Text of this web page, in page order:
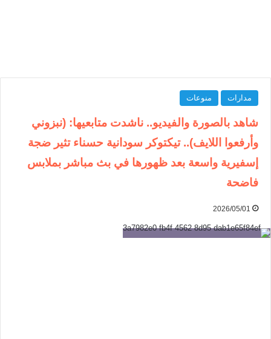
مدارات منوعات
شاهد بالصورة والفيديو.. ناشدت متابعيها: (نبزوني
وأرفعوا اللايف).. تيكتوكر سودانية حسناء تثير ضجة
إسفيرية واسعة بعد ظهورها في بث مباشر بملابس
فاضحة
2026/05/01